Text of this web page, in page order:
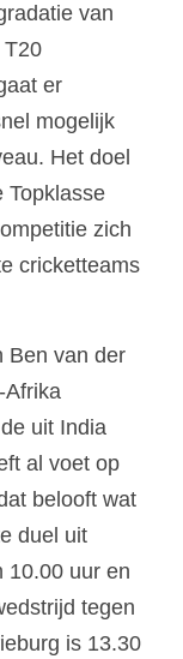
van
T20
er
mogelijk
Het doel
Topklasse
zich
cricketteams
Ben van der
Afrika
uit India
al voet op
belooft wat
duel uit
10.00 uur en
tegen
is 13.30